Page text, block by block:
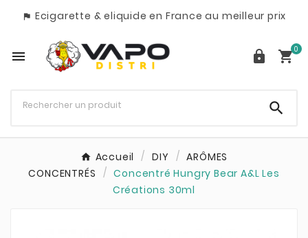
 Ecigarette & eliquide en France au meilleur prix
  0

Accueil DIY
ARÔMES
CONCENTRÉS
Concentré Hungry Bear A&L Les
Créations 30ml